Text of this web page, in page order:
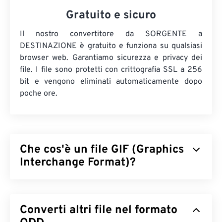
Gratuito e sicuro
Il nostro convertitore da SORGENTE a
DESTINAZIONE è gratuito e funziona su qualsiasi
browser web. Garantiamo sicurezza e privacy dei
file. I file sono protetti con crittografia SSL a 256
bit e vengono eliminati automaticamente dopo
poche ore.
Che cos'è un file GIF (Graphics
Interchange Format)?
creare immagini semplici utilizzando ilmodello di
Converti altri file nel formato